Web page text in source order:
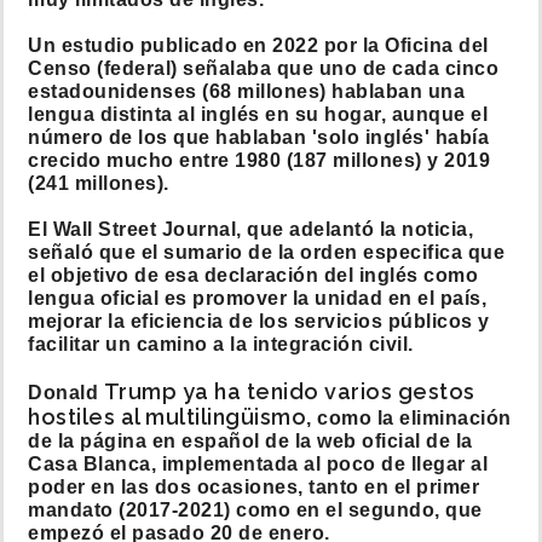
Un estudio publicado en 2022 por la Oficina del
Censo (federal) señalaba que uno de cada cinco
estadounidenses (68 millones) hablaban una
lengua distinta al inglés en su hogar, aunque el
número de los que hablaban 'solo inglés' había
crecido mucho entre 1980 (187 millones) y 2019
(241 millones).
El Wall Street Journal, que adelantó la noticia,
señaló que el sumario de la orden especifica que
el objetivo de esa declaración del inglés como
lengua oficial es promover la unidad en el país,
mejorar la eficiencia de los servicios públicos y
facilitar un camino a la integración civil.
Donald Trump ya ha tenido varios gestos
hostiles al multilingüismo, como la eliminación
de la página en español de la web oficial de la
Casa Blanca, implementada al poco de llegar al
poder en las dos ocasiones, tanto en el primer
mandato (2017-2021) como en el segundo, que
empezó el pasado 20 de enero.